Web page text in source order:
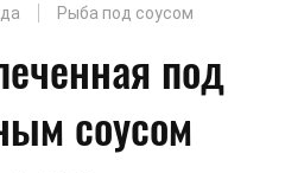
Рыба под соусом
под
соусом